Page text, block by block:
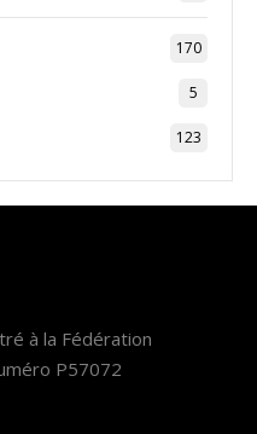
170
5
123
à la Fédération
P57072